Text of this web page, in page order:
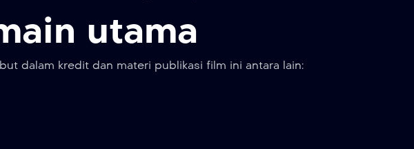
utama
dalam kredit dan materi publikasi film ini antara lain: